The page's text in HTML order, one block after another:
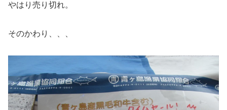
やはり売り切れ。
そのかわり、、、